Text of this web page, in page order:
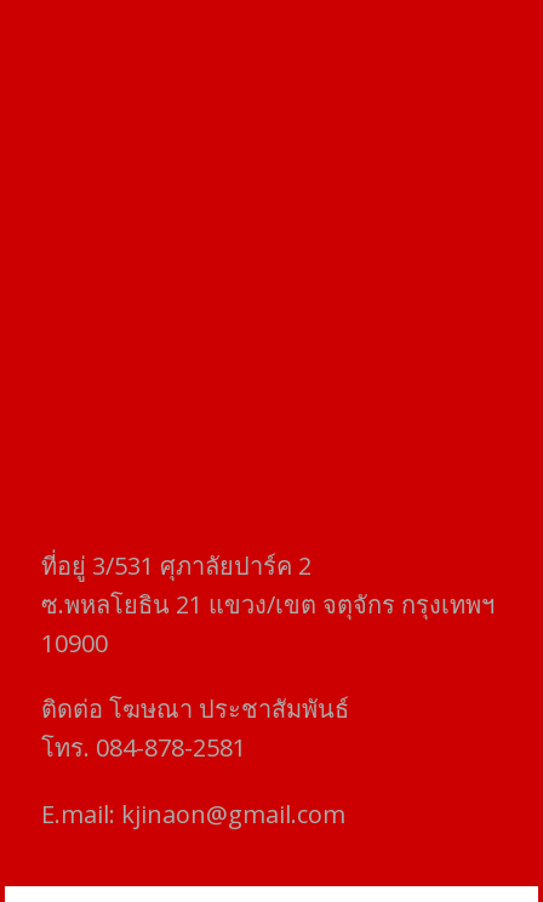
ที่อยู่​ 3/531​ ศุภาลัยปาร์ค​ 2
ซ.พหลโยธิน​ 21​ แขวง/เขต​ จตุจักร​ กรุงเทพฯ
10900
ติดต่อ​ โฆษณา​ ประชาสัมพันธ์
โทร​. 084-878-2581
E.mail: kjinaon@gmail.com